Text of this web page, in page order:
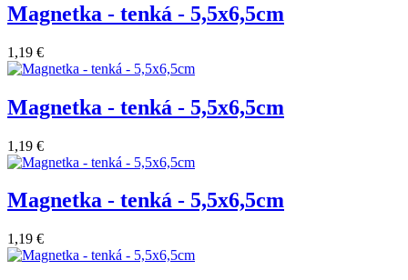
Magnetka - tenká - 5,5x6,5cm
1,19 €
Magnetka - tenká - 5,5x6,5cm
1,19 €
Magnetka - tenká - 5,5x6,5cm
1,19 €